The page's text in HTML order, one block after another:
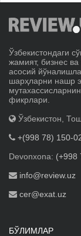
Ўзбекистондаги
жамият, бизнес ва
асосий
шарҳларни нашр
фикрлари.
Ўзбекистон,
+(998 78) 150-
Devonxona: (+998
info@review.uz
cer@exat.uz
БЎЛИМЛАР